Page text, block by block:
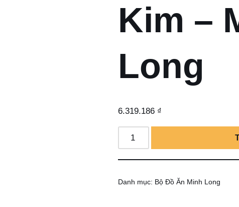
Kim –
Long
6.319.186 ₫
Danh mục: Bộ Đồ Ăn Minh Long